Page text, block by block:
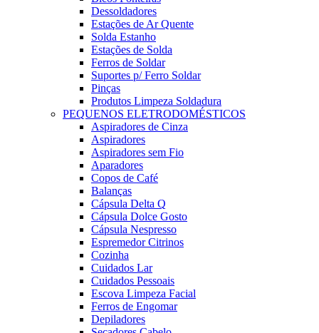
Dessoldadores
Estações de Ar Quente
Solda Estanho
Estações de Solda
Ferros de Soldar
Suportes p/ Ferro Soldar
Pinças
Produtos Limpeza Soldadura
PEQUENOS ELETRODOMÉSTICOS
Aspiradores de Cinza
Aspiradores
Aspiradores sem Fio
Aparadores
Copos de Café
Balanças
Cápsula Delta Q
Cápsula Dolce Gosto
Cápsula Nespresso
Espremedor Citrinos
Cozinha
Cuidados Lar
Cuidados Pessoais
Escova Limpeza Facial
Ferros de Engomar
Depiladores